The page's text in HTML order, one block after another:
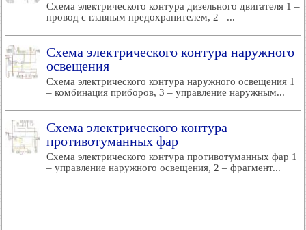
Схема электрического контура дизельного двигателя 1 –
провод с главным предохранителем, 2 –...
Схема электрического контура наружного
освещения
Схема электрического контура наружного освещения 1
– комбинация приборов, 3 – управление наружным...
Схема электрического контура
противотуманных фар
Схема электрического контура противотуманных фар 1
– управление наружного освещения, 2 – фрагмент...